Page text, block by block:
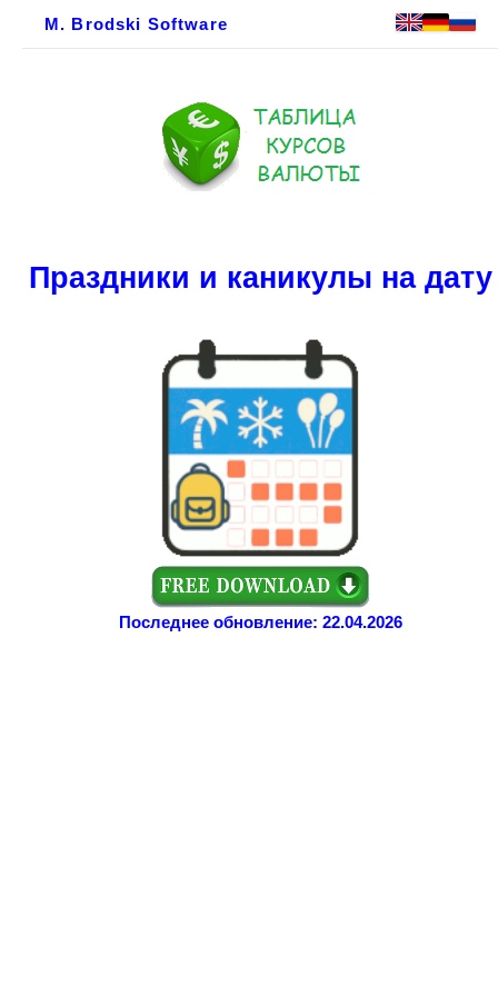
M. Brodski Software
Праздники и каникулы на дату
Последнее обновление: 22.04.2026